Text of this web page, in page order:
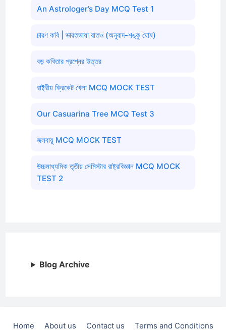
An Astrologer’s Day MCQ Test 1
চারণ কবি | ভারতভাষা রাতও (অনুবাদ-শঙ্কু ঘোষ)
বড় কবিতার প্রশ্নের উত্তর
রাষ্ট্রীয় ক্রিকেট খেলা MCQ MOCK TEST
Our Casuarina Tree MCQ Test 3
জলবায়ু MCQ MOCK TEST
উচ্চমাধ্যমিক তৃতীয় সেমিস্টার রাষ্ট্রবিজ্ঞান MCQ MOCK
TEST 2
Blog Archive
Home About us Contact us Terms and Conditions